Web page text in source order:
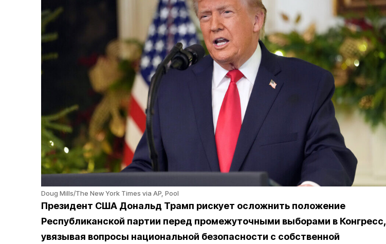
Doug Mills/The New York Times via AP, Pool
Президент США Дональд Трамп рискует осложнить положение
Республиканской партии перед промежуточными выборами в Конгресс,
увязывая вопросы национальной безопасности с собственной